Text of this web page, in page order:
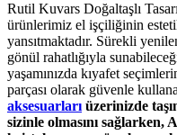
Rutil Kuvars Doğaltaşlı
ürünlerimiz el işçiliğinin
yansıtmaktadır. Sürekli
gönül rahatlığıyla
yaşamınızda kıyafet
parçası olarak güvenle
aksesuarları üzerinizde
sizinle olmasını sağlarken,